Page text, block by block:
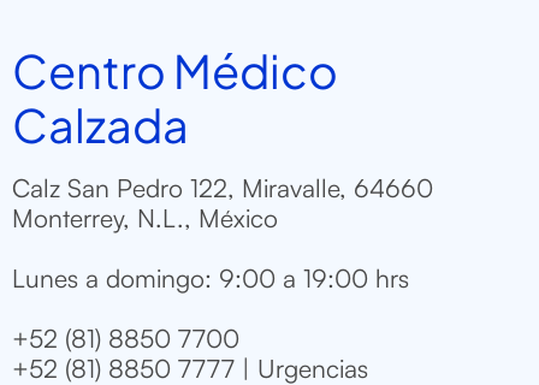
Centro Médico
Calzada
Calz San Pedro 122, Miravalle, 64660
Monterrey, N.L., México
Lunes a domingo: 9:00 a 19:00 hrs
+52 (81) 8850 7700
+52 (81) 8850 7777 | Urgencias